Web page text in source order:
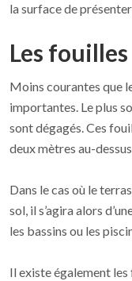
la surface de
Les fouilles
Moins courantes que
importantes. Le plus
sont dégagés. Ces
deux mètres au-
Dans le cas où le
sol, il s’agira alors
les bassins ou les
Il existe également